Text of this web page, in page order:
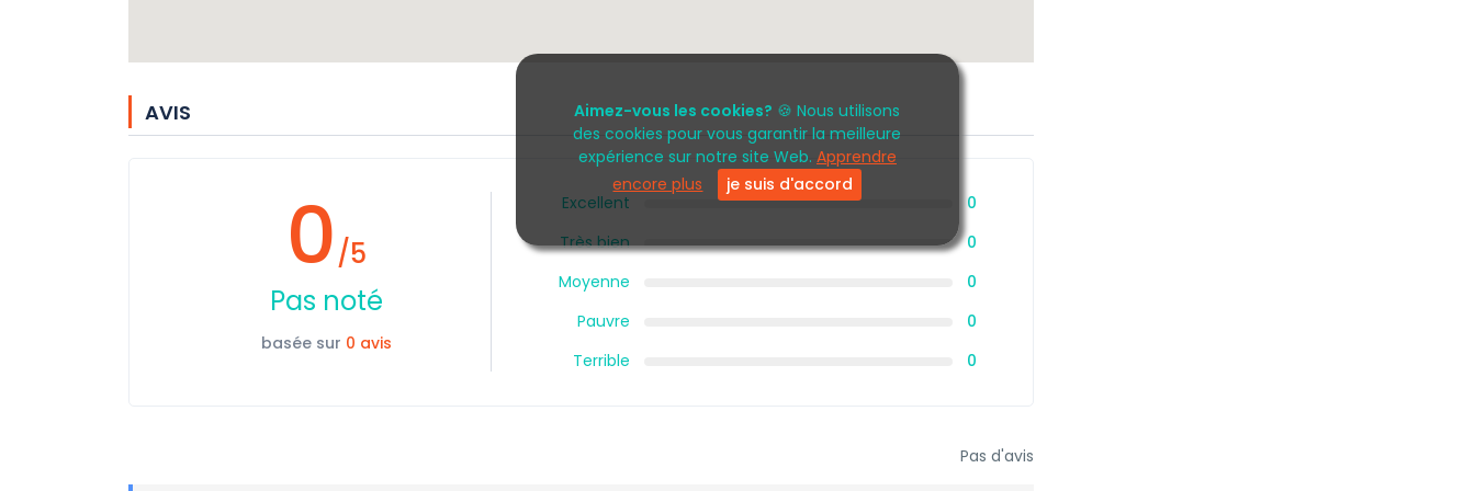
Aimez-vous les cookies? 🍪 Nous utilisons
des cookies pour vous garantir la meilleure
expérience sur notre site Web. Apprendre
encore plus
je suis d'accord
AVIS
0/5
Pas noté
basée sur 0 avis
Excellent
0
Très bien
0
Moyenne
0
Pauvre
0
Terrible
0
Pas d'avis